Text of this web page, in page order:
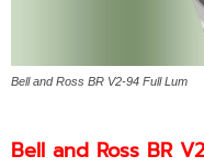
Bell and Ross BR V2-94 Full Lum
Bell and Ross BR